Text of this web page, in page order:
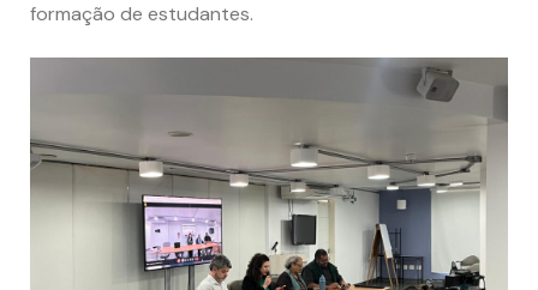
formação de estudantes.